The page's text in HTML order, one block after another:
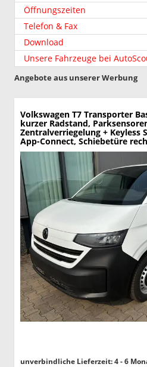
Öffnungszeiten
Telefon & Fax
Download
Unsere Fahrzeuge bei
Angebote aus unserer Werbung
Volkswagen T7 Transporter
kurzer Radstand,
Zentralverriegelung + Keyless
App-Connect, Schiebetüre
unverbindliche Lieferzeit: 4 - 6